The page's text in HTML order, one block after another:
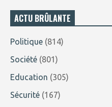
ACTU BRÛLANTE
Politique (814)
Société (801)
Education (305)
Sécurité (167)